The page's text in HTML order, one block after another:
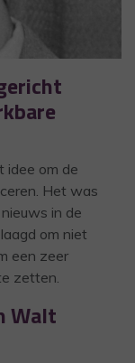
idee om de
Het was
in de
om niet
een zeer
zetten.
Walt